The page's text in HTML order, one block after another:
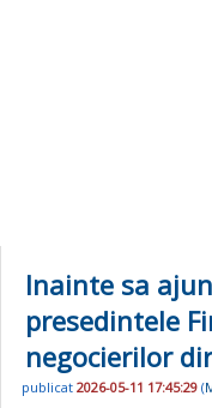
Inainte sa
presedintele
negocierilor
publicat 2026-05-11 17:45:29 (